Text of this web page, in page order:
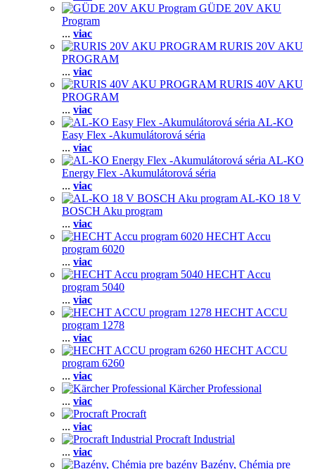
GÜDE 20V AKU
Program
... viac
RURIS 20V AKU
PROGRAM
... viac
RURIS 40V AKU
PROGRAM
... viac
AL-KO
Easy Flex -Akumulátorová séria
... viac
AL-KO
Energy Flex -Akumulátorová séria
... viac
AL-KO 18 V
BOSCH Aku program
... viac
HECHT Accu
program 6020
... viac
HECHT Accu
program 5040
... viac
HECHT ACCU
program 1278
... viac
HECHT ACCU
program 6260
... viac
Kärcher Professional
... viac
Procraft
... viac
Procraft Industrial
... viac
Bazény, Chémia pre